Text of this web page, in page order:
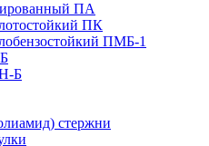
ПА
ПК
ПМБ-1
Б
стержни